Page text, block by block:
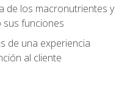
de los macronutrientes y
sus funciones
de una experiencia
al cliente